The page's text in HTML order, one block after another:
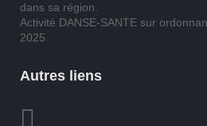
dans sa région.
Activité DANSE-SANTE sur
2025
Autres liens